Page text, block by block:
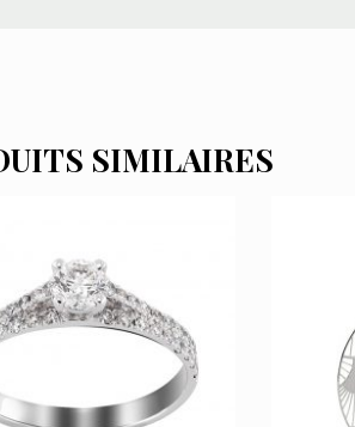
SIMILAIRES